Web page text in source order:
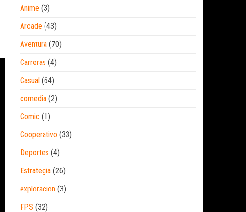
Anime (3)
Arcade (43)
Aventura (70)
Carreras (4)
Casual (64)
comedia (2)
Comic (1)
Cooperativo (33)
Deportes (4)
Estrategia (26)
exploracion (3)
FPS (32)